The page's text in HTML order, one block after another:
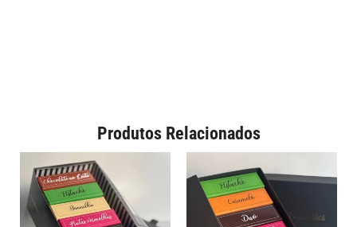
Produtos Relacionados